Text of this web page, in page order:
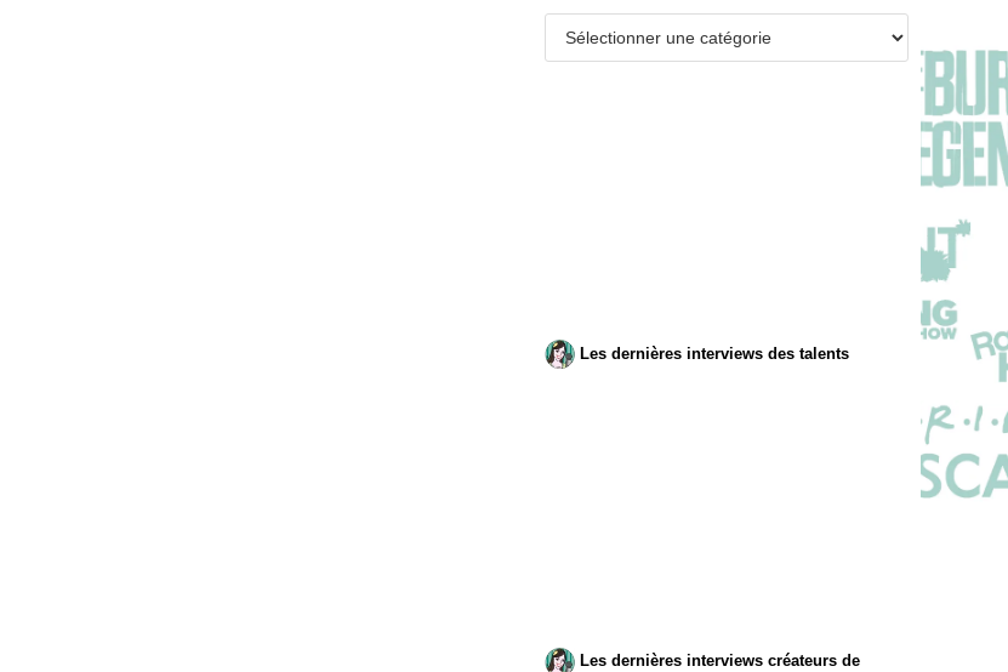
Les dernières interviews des talents
Les dernières interviews créateurs de